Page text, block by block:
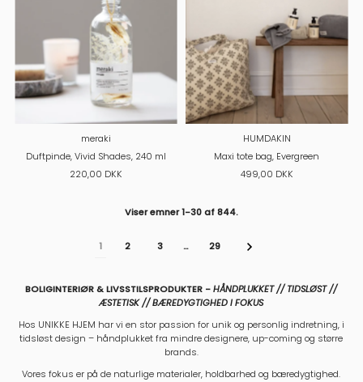
meraki
Duftpinde, Vivid Shades, 240 ml
220,00 DKK
HUMDAKIN
Maxi tote bag, Evergreen
499,00 DKK
Viser emner 1-30 af 844.
1 2 3 … 29
BOLIGINTERIØR & LIVSSTILSPRODUKTER -HÅNDPLUKKET // TIDSLØST //
ÆSTETISK // BÆREDYGTIGHED I FOKUS
Hos UNIKKE HJEM har vi en stor passion for unik og personlig indretning, i
tidsløst design – håndplukket fra mindre designere, up-coming og større
brands.
Vores fokus er på de naturlige materialer, holdbarhed og bæredygtighed.